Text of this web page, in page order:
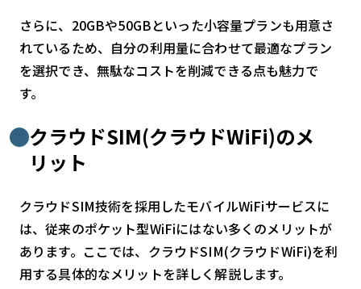
さらに、20GBや50GBといった小容量プランも用意さ
れているため、自分の利用量に合わせて最適なプラン
を選択でき、無駄なコストを削減できる点も魅力で
す。
クラウドSIM(クラウドWiFi)のメ
リット
クラウドSIM技術を採用したモバイルWiFiサービスに
は、従来のポケット型WiFiにはない多くのメリットが
あります。ここでは、クラウドSIM(クラウドWiFi)を利
用する具体的なメリットを詳しく解説します。